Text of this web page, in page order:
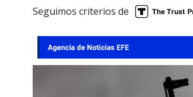
Seguimos criterios de